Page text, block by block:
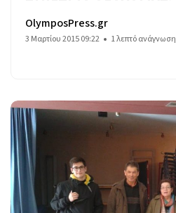
OlymposPress.gr
3 Μαρτίου 2015 09:22 1 λεπτό ανάγνωση